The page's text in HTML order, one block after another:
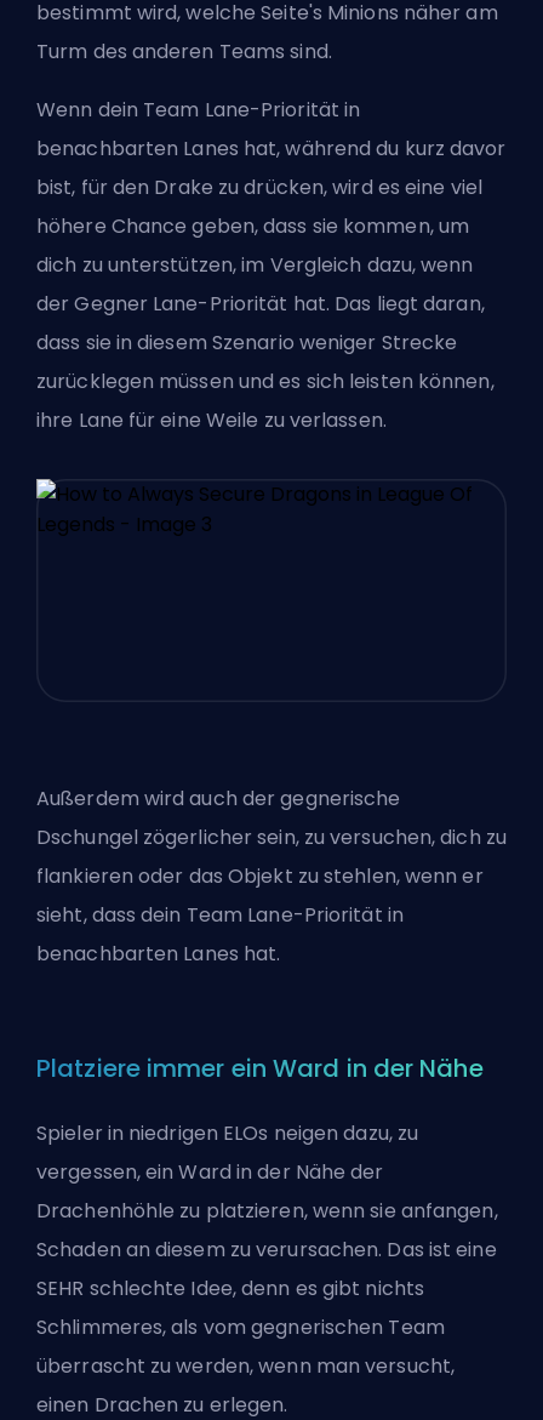
bestimmt wird, welche Seite's Minions näher am
Turm des anderen Teams sind.
Wenn dein Team Lane-Priorität in
benachbarten Lanes hat, während du kurz davor
bist, für den Drake zu drücken, wird es eine viel
höhere Chance geben, dass sie kommen, um
dich zu unterstützen, im Vergleich dazu, wenn
der Gegner Lane-Priorität hat. Das liegt daran,
dass sie in diesem Szenario weniger Strecke
zurücklegen müssen und es sich leisten können,
ihre Lane für eine Weile zu verlassen.
Außerdem wird auch der gegnerische
Dschungel zögerlicher sein, zu versuchen, dich zu
flankieren oder das Objekt zu stehlen, wenn er
sieht, dass dein Team Lane-Priorität in
benachbarten Lanes hat.
Platziere immer ein Ward in der Nähe
Spieler in niedrigen ELOs neigen dazu, zu
vergessen, ein Ward in der Nähe der
Drachenhöhle zu platzieren, wenn sie anfangen,
Schaden an diesem zu verursachen. Das ist eine
SEHR schlechte Idee, denn es gibt nichts
Schlimmeres, als vom gegnerischen Team
überrascht zu werden, wenn man versucht,
einen Drachen zu erlegen.